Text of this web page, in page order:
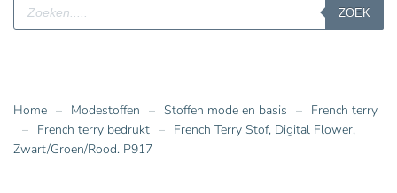
Producten
zoeken
ZOEK
Home Modestoffen Stoffen mode en basis
French terry
French terry bedrukt
French Terry Stof, Digital Flower,
Zwart/Groen/Rood. P917